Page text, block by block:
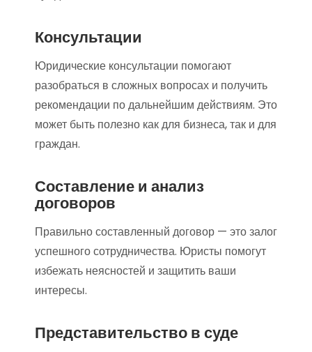
Консультации
Юридические консультации помогают
разобраться в сложных вопросах и получить
рекомендации по дальнейшим действиям. Это
может быть полезно как для бизнеса, так и для
граждан.
Составление и анализ
договоров
Правильно составленный договор — это залог
успешного сотрудничества. Юристы помогут
избежать неясностей и защитить ваши
интересы.
Представительство в суде